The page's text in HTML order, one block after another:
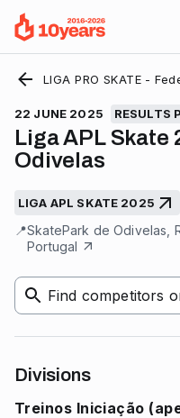
LIGA PRO SKATE -
22 JUNE 2025 RESULTS
Liga APL Skate
Odivelas
LIGA APL SKATE 2025
📍SkatePark de Odivelas,
Portugal
Find competitors
Divisions
Treinos Iniciação